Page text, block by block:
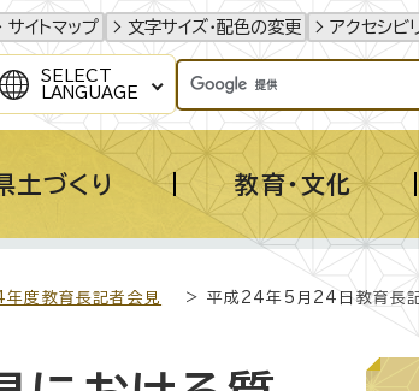
サイトマップ 文字サイズ・配色の変更 アクセシビ
SELECT
LANGUAGE
土づくり 教育・文化
度教育長記者会見 > 平成24年5月24日教育長記